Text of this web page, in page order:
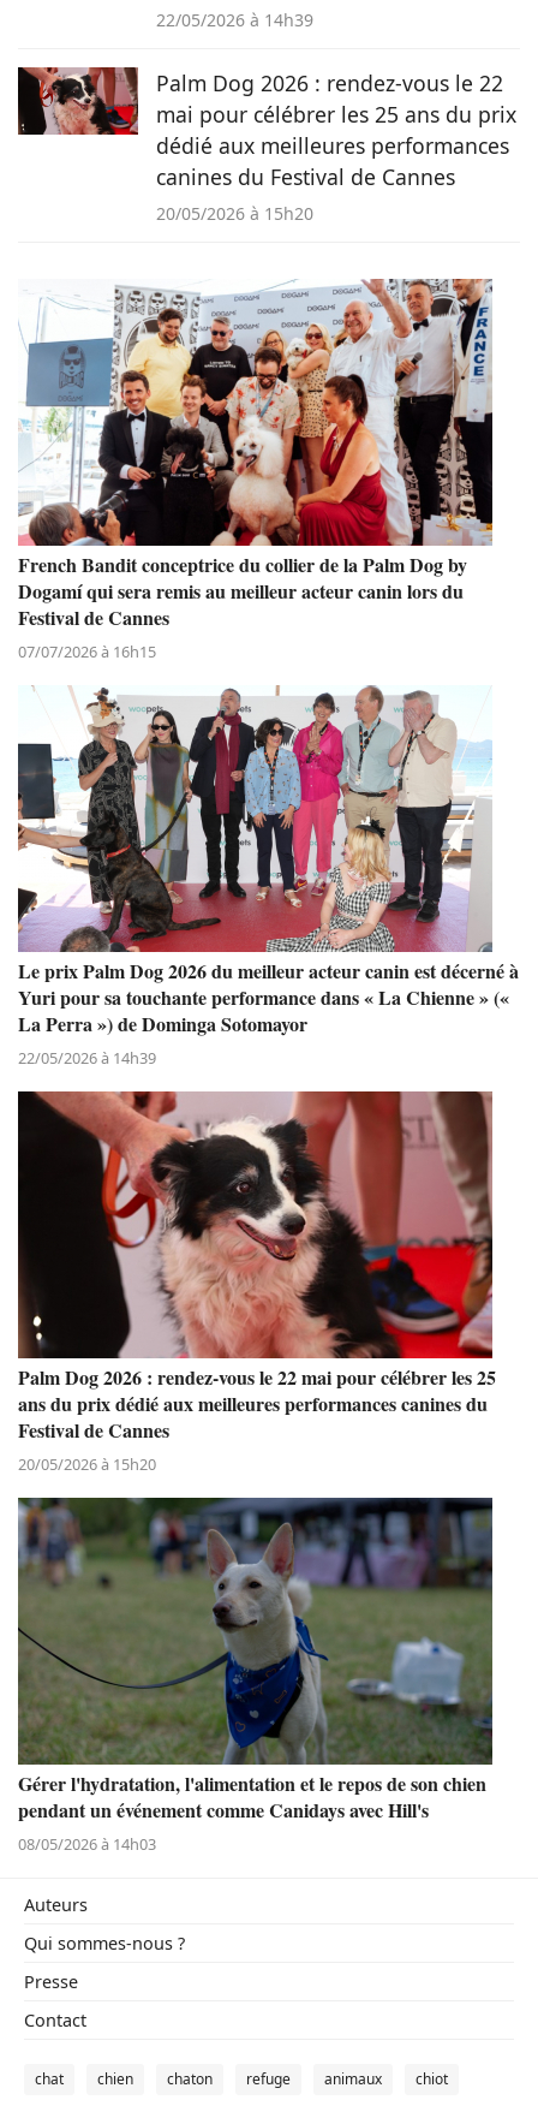
22/05/2026 à 14h39
Palm Dog 2026 : rendez-vous le 22
mai pour célébrer les 25 ans du prix
dédié aux meilleures performances
canines du Festival de Cannes
20/05/2026 à 15h20
French Bandit conceptrice du collier de la Palm Dog by
Dogamí qui sera remis au meilleur acteur canin lors du
Festival de Cannes
07/07/2026 à 16h15
Le prix Palm Dog 2026 du meilleur acteur canin est décerné à
Yuri pour sa touchante performance dans « La Chienne » («
La Perra ») de Dominga Sotomayor
22/05/2026 à 14h39
Palm Dog 2026 : rendez-vous le 22 mai pour célébrer les 25
ans du prix dédié aux meilleures performances canines du
Festival de Cannes
20/05/2026 à 15h20
Gérer l'hydratation, l'alimentation et le repos de son chien
pendant un événement comme Canidays avec Hill's
08/05/2026 à 14h03
Auteurs
Qui sommes-nous ?
Presse
Contact
chat chien chaton refuge animaux chiot